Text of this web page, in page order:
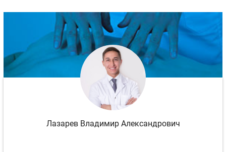
Лазарев Владимир Александрович